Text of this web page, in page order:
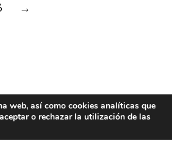
→
web, así como cookies analíticas que
o rechazar la utilización de las